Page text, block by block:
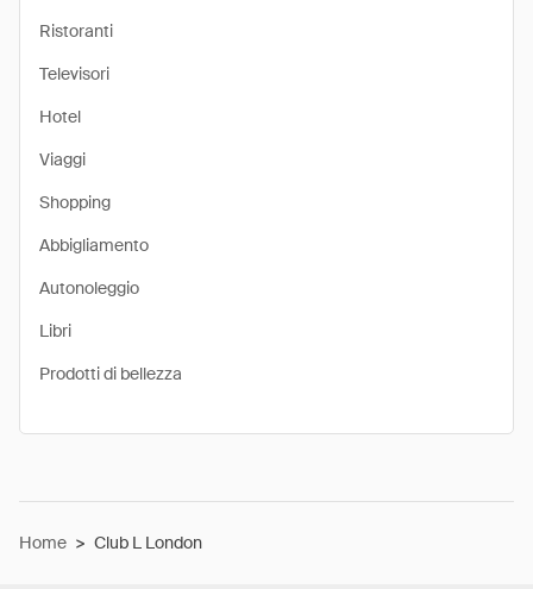
Ristoranti
Televisori
Hotel
Viaggi
Shopping
Abbigliamento
Autonoleggio
Libri
Prodotti di bellezza
Home > Club L London